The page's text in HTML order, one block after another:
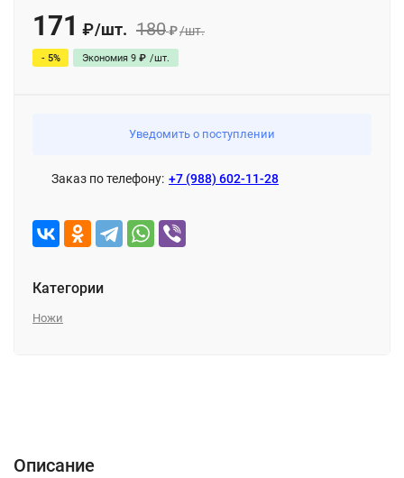
171 ₽/шт. 180₽/шт.
- 5% Экономия 9 ₽ /шт.
Уведомить о поступлении
Заказ по телефону: +7 (988) 602-11-28
Категории
Ножи
Описание